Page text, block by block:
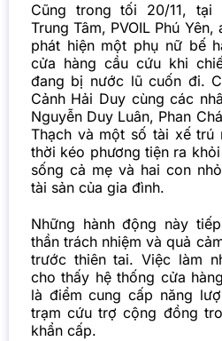
Cũng trong tối 20/11, tại
Trung Tâm, PVOIL Phú
phát hiện một phụ nữ bế
cửa hàng cầu cứu khi
đang bị nước lũ cuốn đi.
Cảnh Hải Duy cùng các
Nguyễn Duy Luân, Phan
Thạch và một số tài xế trú
thời kéo phương tiện ra
sống cả mẹ và hai con
tài sản của gia đình.
Những hành động này
thần trách nhiệm và quả
trước thiên tai. Việc làm
cho thấy hệ thống cửa
là điểm cung cấp năng
trạm cứu trợ cộng đồng
khẩn cấp.